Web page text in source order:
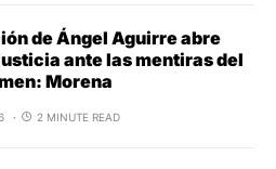
de Ángel Aguirre abre
ante las mentiras del
Morena
2 MINUTE READ